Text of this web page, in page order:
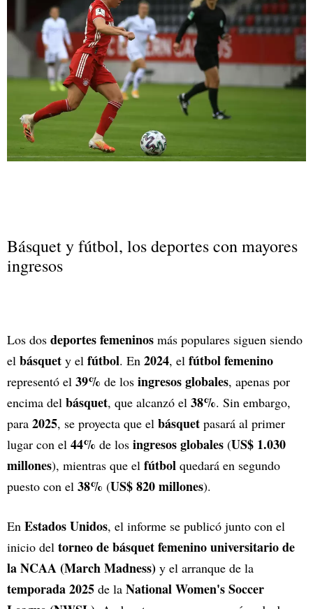
Básquet y fútbol, los deportes con mayores
ingresos
Los dos deportes femeninos más populares siguen siendo
el básquet y el fútbol. En 2024, el fútbol femenino
representó el 39% de los ingresos globales, apenas por
encima del básquet, que alcanzó el 38%. Sin embargo,
para 2025, se proyecta que el básquet pasará al primer
lugar con el 44% de los ingresos globales (US$ 1.030
millones), mientras que el fútbol quedará en segundo
puesto con el 38% (US$ 820 millones).
En Estados Unidos, el informe se publicó junto con el
inicio del torneo de básquet femenino universitario de
la NCAA (March Madness) y el arranque de la
temporada 2025 de la National Women's Soccer